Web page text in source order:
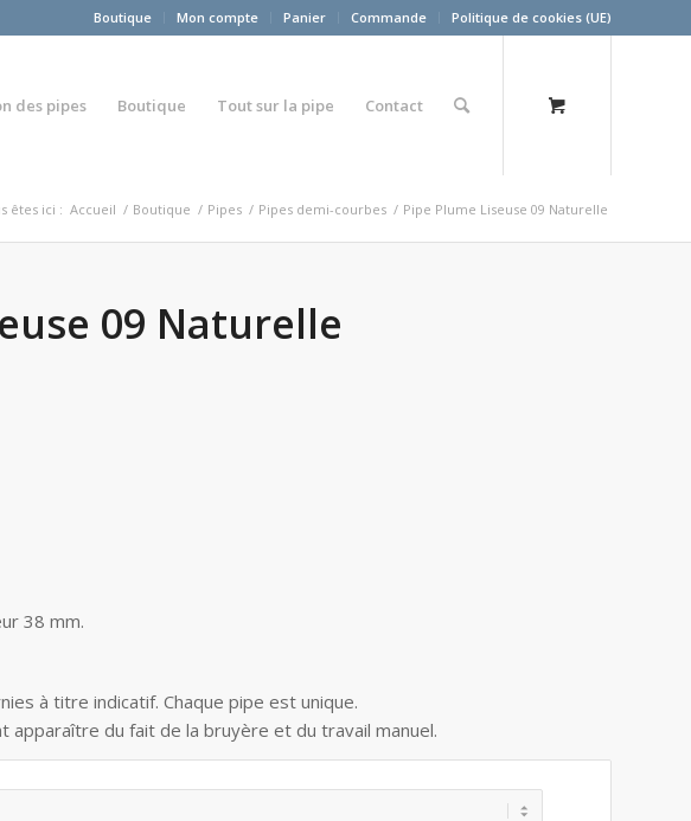
Boutique Mon compte Panier Commande Politique de cookies (UE)
des pipes Boutique Tout sur la pipe Contact
êtes ici : Accueil / Boutique / Pipes / Pipes demi-courbes / Pipe Plume Liseuse 09 Naturelle
09 Naturelle
38 mm.
à titre indicatif. Chaque pipe est unique.
apparaître du fait de la bruyère et du travail manuel.